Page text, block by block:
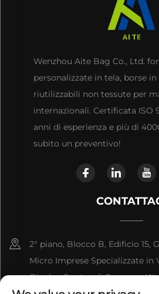
Wenzhou Aite Bag Co., Ltd.
personalizzate in tela, borse
riutilizzabili non tessute per
internazionali. Certificata ISO
anni di esperienza e più di
subito un preventivo!
2° piano, Blocco B, Edificio 15,
Micro Imprese Specializzate in
Qianku, Contea di Cangnan,